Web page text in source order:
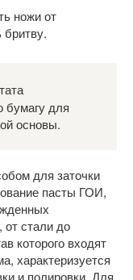
ножи от
бумагу для
основы.
для заточки
пасты ГОИ,
от стали до
которого входят
характеризуется
и полировки. Для